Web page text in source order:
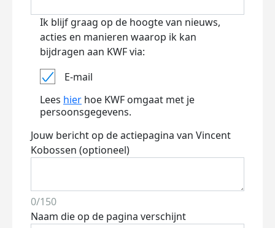
Ik blijf graag op de hoogte van nieuws,
acties en manieren waarop ik kan
bijdragen aan KWF via:
E-mail
Lees hier hoe KWF omgaat met je
persoonsgegevens.
Jouw bericht op de actiepagina van Vincent
Kobossen (optioneel)
0/150
Naam die op de pagina verschijnt